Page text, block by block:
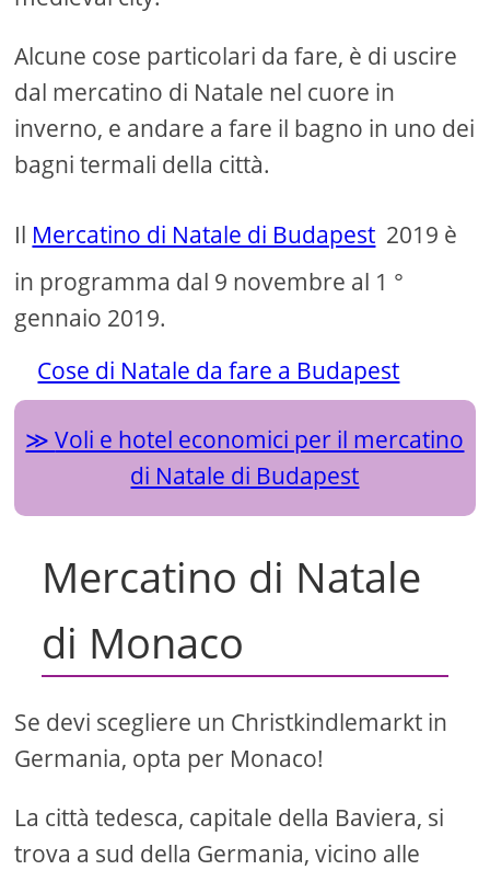
Alcune cose particolari da fare, è di uscire
dal mercatino di Natale nel cuore in
inverno, e andare a fare il bagno in uno dei
bagni termali della città.
Il Mercatino di Natale di Budapest 2019 è
in programma dal 9 novembre al 1 °
gennaio 2019.
Cose di Natale da fare a Budapest
Voli e hotel economici per il mercatino
di Natale di Budapest
Mercatino di Natale
di Monaco
Se devi scegliere un Christkindlemarkt in
Germania, opta per Monaco!
La città tedesca, capitale della Baviera, si
trova a sud della Germania, vicino alle